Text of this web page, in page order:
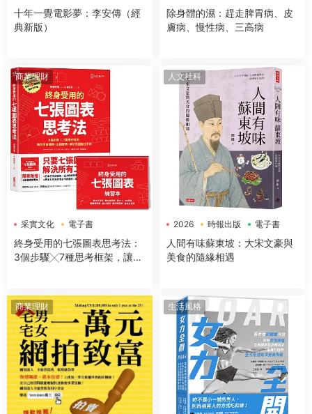
十年一覺電影夢：李安傳（經
典新版）
除身體的濕：趕走脾胃病、皮
膚病、慢性病、三高病
商業理財
采實文化 電子書
終身受用的七張圖表思考法：
3個步驟╳7種思考框架，讓你
表練習本】
人文社科
2026 時報出版 電子書
人間有味蘇東坡：大宋文豪與
美食的隨緣相遇
商業理財 生活風格